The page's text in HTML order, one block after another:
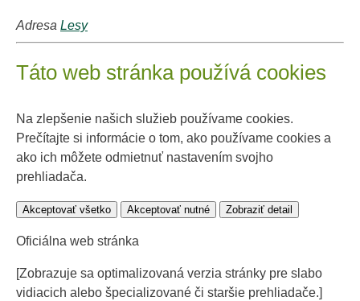
Adresa Lesy
Táto web stránka používá cookies
Na zlepšenie našich služieb používame cookies.
Prečítajte si informácie o tom, ako používame cookies a
ako ich môžete odmietnuť nastavením svojho
prehliadača.
Akceptovať všetko Akceptovať nutné Zobraziť detail
Oficiálna web stránka
[Zobrazuje sa optimalizovaná verzia stránky pre slabo
vidiacich alebo špecializované či staršie prehliadače.]